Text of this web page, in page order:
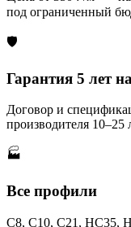
под ограниченный
🛡️
Гарантия 5 лет
Договор и
производителя 10–25
🏭
Все профили
С8, С10, С21, НС35,